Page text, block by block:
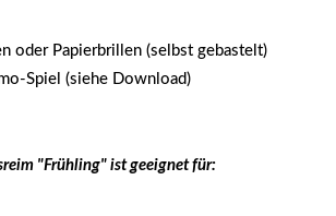
oder Papierbrillen (selbst gebastelt)
Spiel (siehe Download)
"Frühling" ist geeignet für: